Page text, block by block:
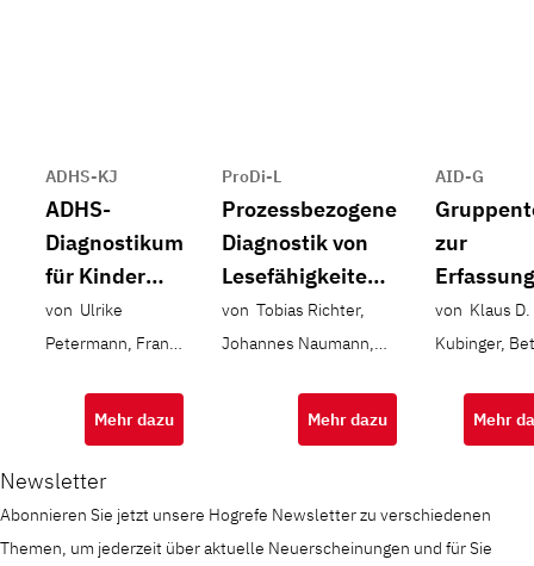
ADHS-KJ
ADHS-
Diagnostikum
für Kinder
und
Jugendliche
von Ulrike
Petermann, Franz
Mehr dazu
ProDi-L
Prozessbezogene
Diagnostik von
Lesefähigkeiten
im
Grundschulalter
von Tobias Richter,
Johannes Naumann,
Yvonne Neeb, Julia
Mehr dazu
AID-G
zur
Erfassung
der
des AID
von Klaus D.
Kubinger,
Mehr
Newsletter
Abonnieren Sie jetzt unsere Hogrefe Newsletter zu verschiedenen
Themen, um jederzeit über aktuelle Neuerscheinungen und für Sie